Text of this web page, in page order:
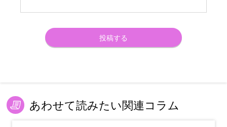
あわせて読みたい関連コラム